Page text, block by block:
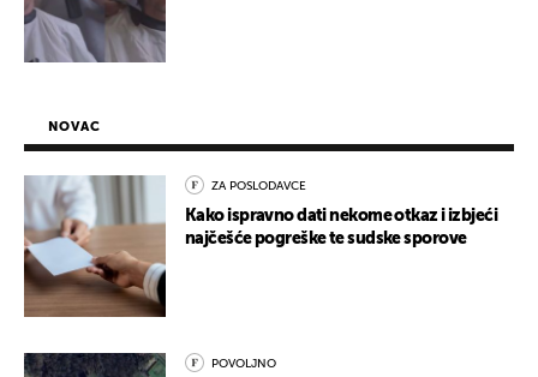
NOVAC
ZA POSLODAVCE
Kako ispravno dati nekome otkaz i izbjeći
najčešće pogreške te sudske sporove
POVOLJNO